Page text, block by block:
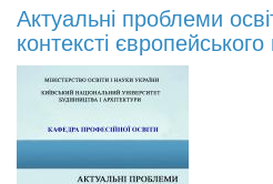
Актуальні проблеми
контексті